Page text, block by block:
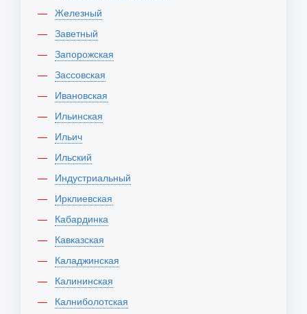
Железный
Заветный
Запорожская
Зассовская
Ивановская
Ильинская
Ильич
Ильский
Индустриальный
Ирклиевская
Кабардинка
Кавказская
Каладжинская
Калининская
Калниболотская